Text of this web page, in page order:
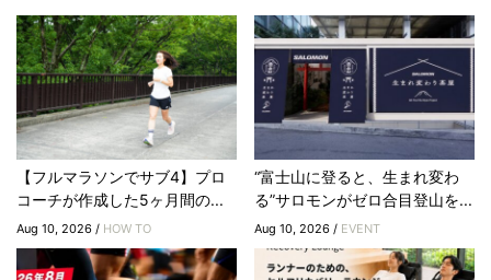
【フルマラソンでサブ4】プロ
コーチが作成した5ヶ月間の...
Aug 10, 2026 / HOW TO
“富士山に登ると、生まれ変わ
る”サロモンがゼロ合目登山を...
Aug 10, 2026 / EVENT